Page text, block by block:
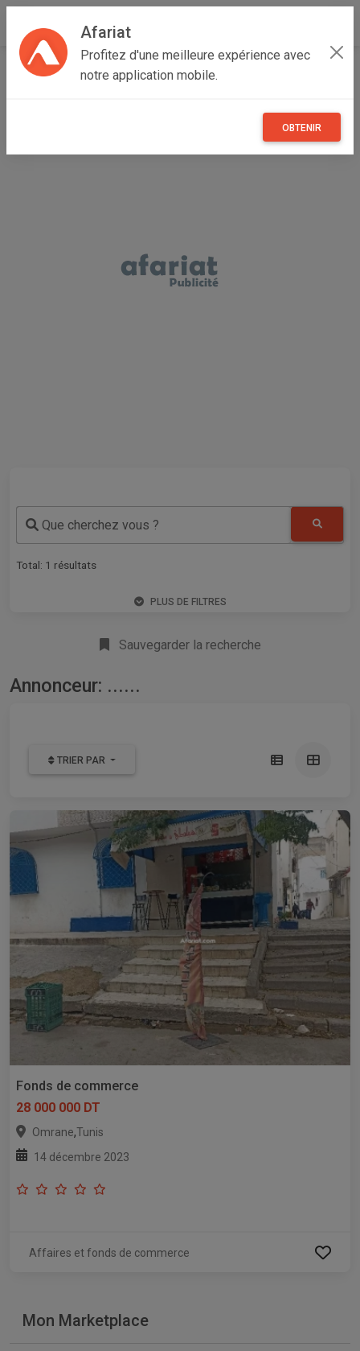
Afariat
Profitez d'une meilleure expérience avec
notre application mobile.
OBTENIR
Accueil Annonceur ......
Que cherchez vous ?
Total: 1 résultats
PLUS DE FILTRES
Sauvegarder la recherche
Annonceur: ......
TRIER PAR
Fonds de commerce
28 000 000 DT
Omrane,Tunis
14 décembre 2023
Affaires et fonds de commerce
Mon Marketplace